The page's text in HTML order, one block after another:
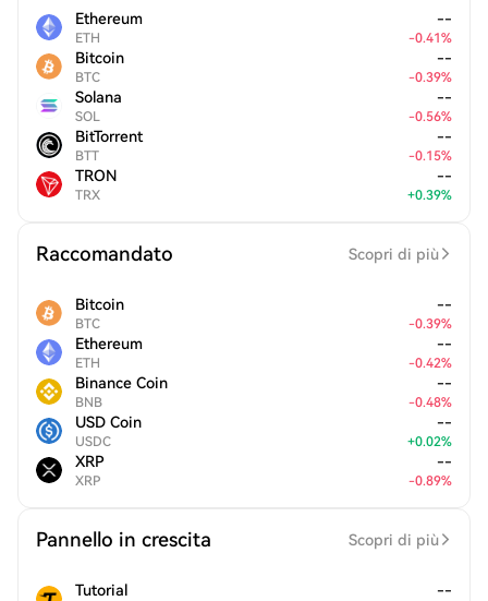
Ethereum
ETH
--
-0.41%
Bitcoin
BTC
--
-0.39%
Solana
SOL
--
-0.56%
BitTorrent
BTT
--
-0.15%
TRON
TRX
--
+0.39%
Raccomandato Scopri di più
Bitcoin
BTC
--
-0.39%
Ethereum
ETH
--
-0.42%
Binance Coin
BNB
--
-0.48%
USD Coin
USDC
--
+0.02%
XRP
XRP
--
-0.89%
Pannello in crescita Scopri di più
Tutorial --